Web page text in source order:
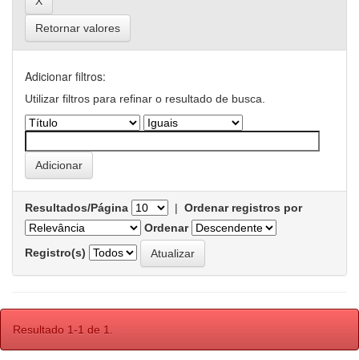
Retornar valores
Adicionar filtros:
Utilizar filtros para refinar o resultado de busca.
Resultados/Página | Ordenar registros por
Ordenar
Registro(s)
Resultado 1-1 de 1.